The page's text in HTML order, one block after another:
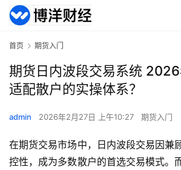
首页 期货入门
期货日内波段交易系统
适配散户的实操体系？
admin 2026年2月27日 上午10:27 期货入门
在期货交易市场中，日内波段交易因兼
控性，成为多数散户的首选交易模式。